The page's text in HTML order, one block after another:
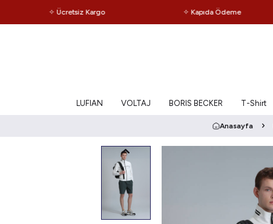
✧ Ücretsiz Kargo ✧ Kapıda Ödeme
LUFIAN VOLTAJ BORIS BECKER T-Shirt
Anasayfa